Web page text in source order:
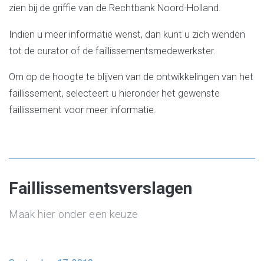
zien bij de griffie van de Rechtbank Noord-Holland.
Indien u meer informatie wenst, dan kunt u zich wenden
tot de curator of de faillissementsmedewerkster.
Om op de hoogte te blijven van de ontwikkelingen van het
faillissement, selecteert u hieronder het gewenste
faillissement voor meer informatie.
Faillissementsverslagen
Maak hier onder een keuze